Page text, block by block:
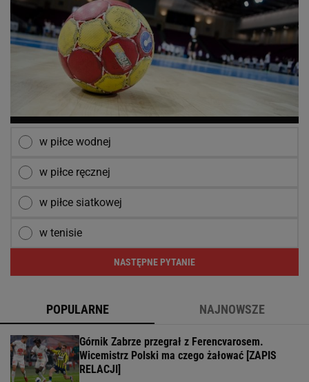
w piłce wodnej
w piłce ręcznej
w piłce siatkowej
w tenisie
NASTĘPNE PYTANIE
POPULARNE NAJNOWSZE
Górnik Zabrze przegrał z Ferencvarosem.
Wicemistrz Polski ma czego żałować [ZAPIS
RELACJI]